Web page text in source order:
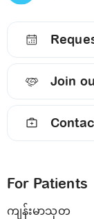
Join
For Patients
ကျန်းမာသုတ